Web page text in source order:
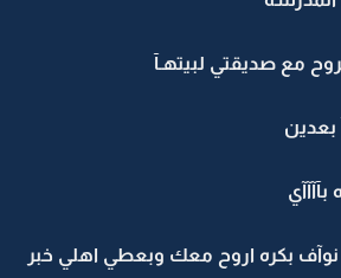
مع صديقتي لبيتهـآ
بعدين
نوآف بكره اروح معك وبعطي اهلي خبر